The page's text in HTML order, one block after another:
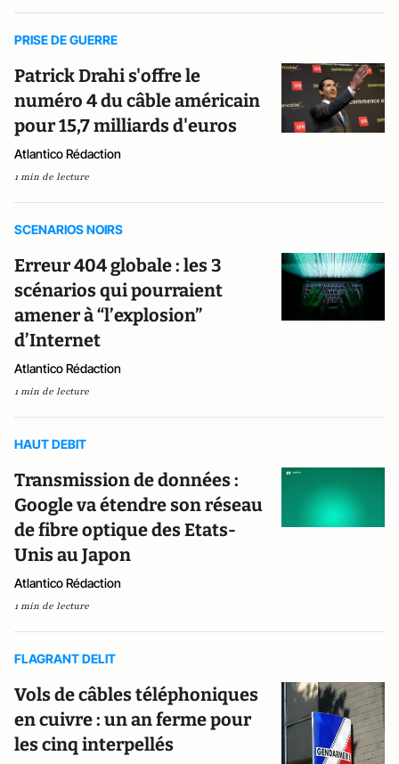
PRISE DE GUERRE
Patrick Drahi s'offre le
numéro 4 du câble américain
pour 15,7 milliards d'euros
Atlantico Rédaction
1 min de lecture
SCENARIOS NOIRS
Erreur 404 globale : les 3
scénarios qui pourraient
amener à “l’explosion”
d’Internet
Atlantico Rédaction
1 min de lecture
HAUT DEBIT
Transmission de données :
Google va étendre son réseau
de fibre optique des Etats-
Unis au Japon
Atlantico Rédaction
1 min de lecture
FLAGRANT DELIT
Vols de câbles téléphoniques
en cuivre : un an ferme pour
les cinq interpellés